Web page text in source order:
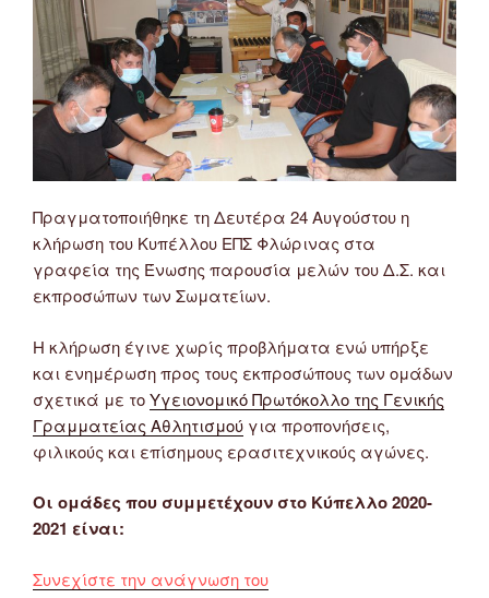
&
6/9/2020)”
Πραγματοποιήθηκε τη Δευτέρα 24 Αυγούστου η
κλήρωση του Κυπέλλου ΕΠΣ Φλώρινας στα
γραφεία της Ένωσης παρουσία μελών του Δ.Σ. και
εκπροσώπων των Σωματείων.
Η κλήρωση έγινε χωρίς προβλήματα ενώ υπήρξε
και ενημέρωση προς τους εκπροσώπους των ομάδων
σχετικά με τοΥγειονομικό Πρωτόκολλο της Γενικής
Γραμματείας Αθλητισμού για προπονήσεις,
φιλικούς και επίσημους ερασιτεχνικούς αγώνες.
Οι ομάδες που συμμετέχουν στο Κύπελλο 2020-
2021 είναι:
Συνεχίστε την ανάγνωση του“Κλήρωση